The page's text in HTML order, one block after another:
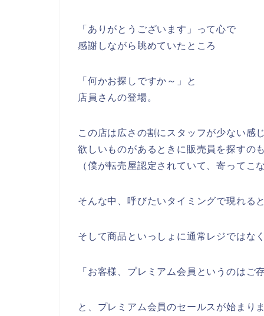
「ありがとうございます」って心で
感謝しながら眺めていたところ
「何かお探しですか～」と
店員さんの登場。
この店は広さの割にスタッフが少ない感
欲しいものがあるときに販売員を探すの
（僕が転売屋認定されていて、寄ってこ
そんな中、呼びたいタイミングで現れる
そして商品といっしょに通常レジではな
「お客様、プレミアム会員というのはご
と、プレミアム会員のセールスが始まり